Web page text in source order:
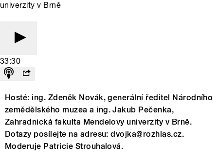
univerzity v Brně
33:30
Hosté: ing. Zdeněk Novák, generální ředitel Národního
zemědělského muzea a ing. Jakub Pečenka,
Zahradnická fakulta Mendelovy univerzity v Brně.
Dotazy posílejte na adresu: dvojka@rozhlas.cz.
Moderuje Patricie Strouhalová.